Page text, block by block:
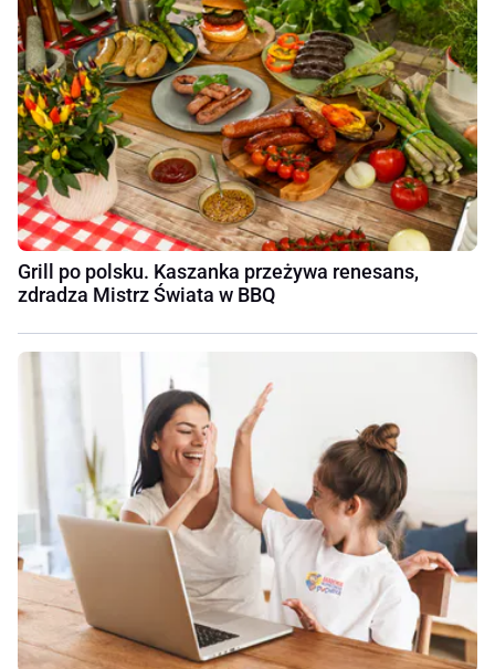
Grill po polsku. Kaszanka przeżywa renesans,
zdradza Mistrz Świata w BBQ